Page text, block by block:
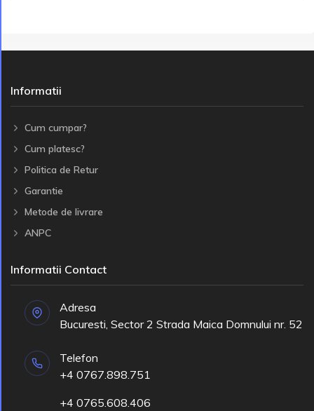
Informatii
Cum cumpar?
Cum platesc?
Politica de Retur
Garantie
Metode de livrare
ANPC
Informatii Contact
Adresa
Bucuresti, Sector 2 Strada Maica Domnului nr. 52
Telefon
+4 0767.898.751
+4 0765.608.406